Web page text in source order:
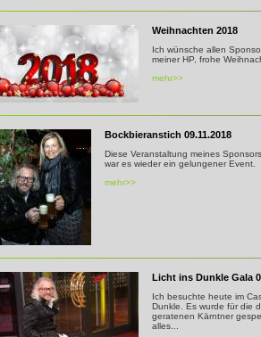
Weihnachten 2018
Ich wünsche allen
meiner HP, frohe
mehr>>
Bockbieranstich 09.11.2018
Diese Veranstaltung meines
war es wieder ein gelungener Event.
mehr>>
Licht ins Dunkle Gala
Ich besuchte heute im
Dunkle. Es wurde für die
geratenen Kärntner
alles...